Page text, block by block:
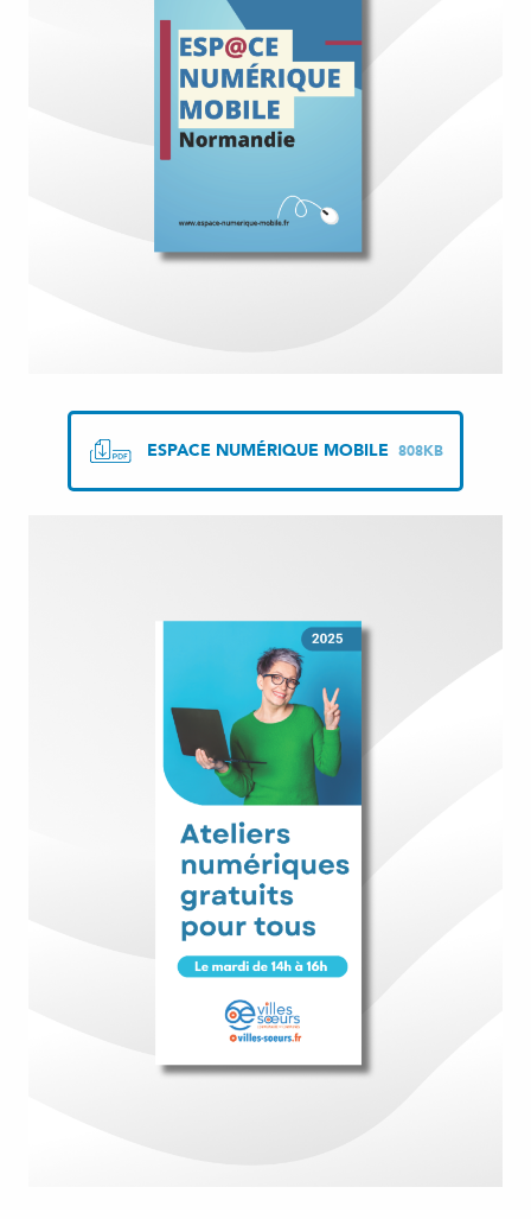
ESPACE NUMÉRIQUE MOBILE 808KB